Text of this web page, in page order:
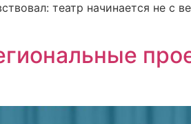
театр начинается не с